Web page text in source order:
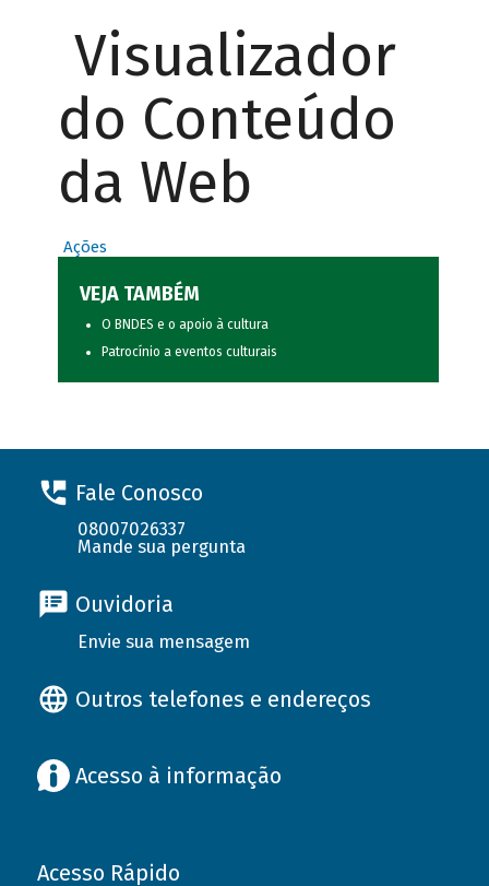
Visualizador
do Conteúdo
da Web
Ações
VEJA TAMBÉM
O BNDES e o apoio à cultura
Patrocínio a eventos culturais
Fale Conosco
08007026337
Mande sua pergunta
Ouvidoria
Envie sua mensagem
Outros telefones e endereços
Acesso à informação
Acesso Rápido